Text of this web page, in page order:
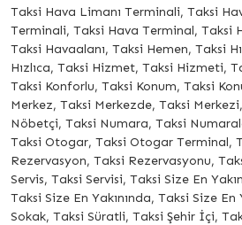
Taksi Hava Limanı Terminali, Taksi
Terminali, Taksi Hava Terminal, Taksi
Taksi Havaalanı, Taksi Hemen, Taksi
Hızlıca, Taksi Hizmet, Taksi Hizmeti,
Taksi Konforlu, Taksi Konum, Taksi
Merkez, Taksi Merkezde, Taksi
Nöbetçi, Taksi Numara, Taksi
Taksi Otogar, Taksi Otogar Terminal,
Rezervasyon, Taksi Rezervasyonu,
Servis, Taksi Servisi, Taksi Size En
Taksi Size En Yakınında, Taksi Size En
Sokak, Taksi Süratli, Taksi Şehir İçi,